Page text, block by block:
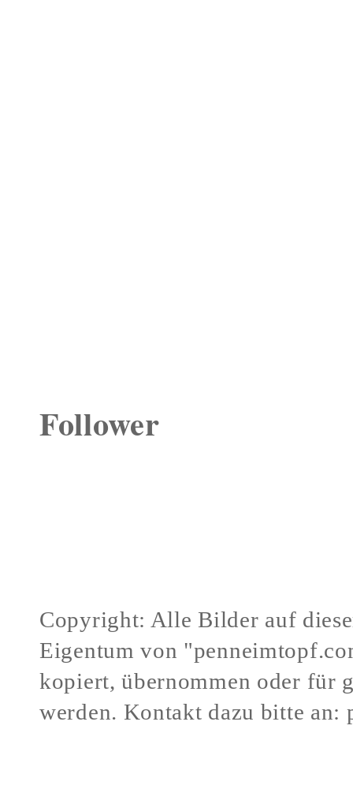
Follower
Copyright: Alle Bilder auf
Eigentum von
kopiert, übernommen oder für
werden. Kontakt dazu bitte an: